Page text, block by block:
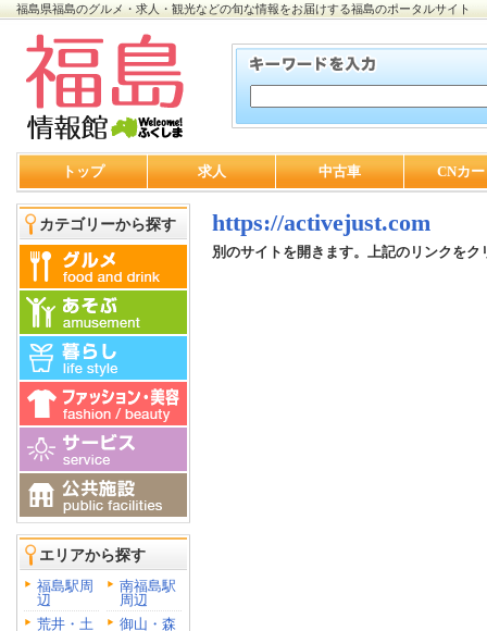
福島県福島のグルメ・求人・観光などの旬な情報をお届けする福島のポータルサイト
トップ 求人 中古車 CNカ
カテゴリーから探す
エリアから探す
福島駅周
辺
南福島駅
周辺
荒井・土
御山・森
https://activejust.com
別のサイトを開きます。上記のリンクをク